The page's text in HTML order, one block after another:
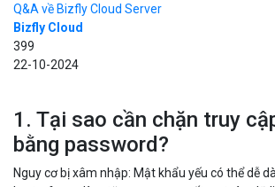
Q&A về Bizfly Cloud Server
Bizfly Cloud
399
22-10-2024